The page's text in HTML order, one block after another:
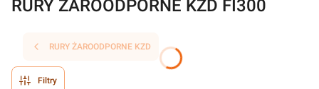
RURY ŻAROODPORNE KZD FI300
RURY ŻAROODPORNE KZD
Filtry